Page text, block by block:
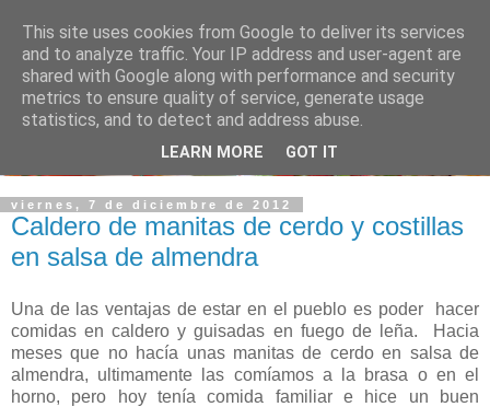
viernes, 7 de diciembre de 2012
Caldero de manitas de cerdo y costillas
en salsa de almendra
Una de las ventajas de estar en el pueblo es poder hacer
comidas en caldero y guisadas en fuego de leña. Hacia
meses que no hacía unas manitas de cerdo en salsa de
almendra, ultimamente las comíamos a la brasa o en el
horno, pero hoy tenía comida familiar e hice un buen
This site uses cookies from Google to deliver its services
and to analyze traffic. Your IP address and user-agent are
shared with Google along with performance and security
metrics to ensure quality of service, generate usage
statistics, and to detect and address abuse.
LEARN MORE GOT IT